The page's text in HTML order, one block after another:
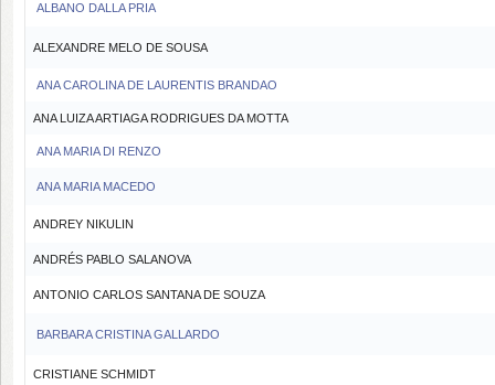
ALBANO DALLA PRIA
ALEXANDRE MELO DE SOUSA
ANA CAROLINA DE LAURENTIS BRANDAO
ANA LUIZA ARTIAGA RODRIGUES DA MOTTA
ANA MARIA DI RENZO
ANA MARIA MACEDO
ANDREY NIKULIN
ANDRÉS PABLO SALANOVA
ANTONIO CARLOS SANTANA DE SOUZA
BARBARA CRISTINA GALLARDO
CRISTIANE SCHMIDT